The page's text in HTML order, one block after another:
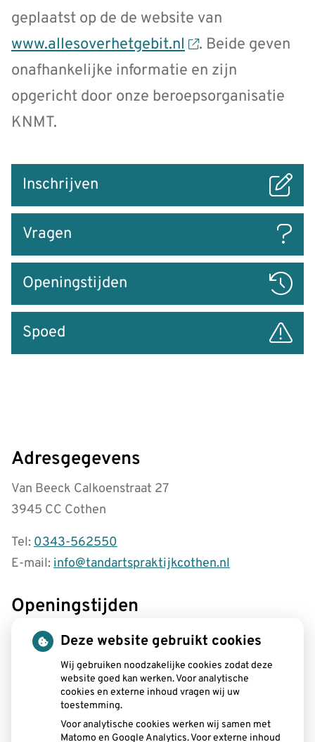
geplaatst op de de website van
www.allesoverhetgebit.nl
. Beide geven
onafhankelijke informatie en zijn
opgericht door onze beroepsorganisatie
KNMT.
naar
Inschrijven
Vragen
Openingstijden
Spoed
Adresgegevens
Van Beeck Calkoenstraat 27
3945 CC Cothen
Tel:0343-562550
E-mail:info@tandartspraktijkcothen.nl
Openingstijden
Maandag: 08.00tot
- 12.30
13.00 tot- 19.00
08.00tot
- 12.30
13.00tot
- 17.00
Woensdag:
08.15 tot
- 12.30
Donderdag:
08.00tot
- 12.30
Deze website gebruikt cookies
Wij gebruiken noodzakelijke cookies zodat deze
website goed kan werken. Voor analytische
cookies en externe inhoud vragen wij uw
toestemming.
Voor analytische cookies werken wij samen met
Matomo en Google Analytics. Voor externe inhoud